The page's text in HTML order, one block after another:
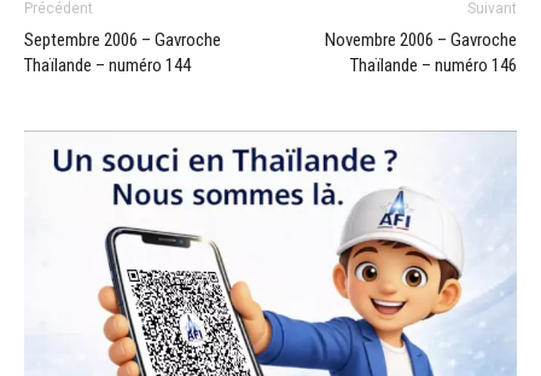
Précédent
Septembre 2006 – Gavroche
Thaïlande – numéro 144
Suivant
Novembre 2006 – Gavroche
Thaïlande – numéro 146